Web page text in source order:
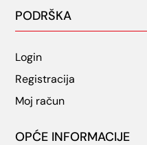
PODRŠKA
Login
Registracija
Moj račun
OPĆE INFORMACIJE